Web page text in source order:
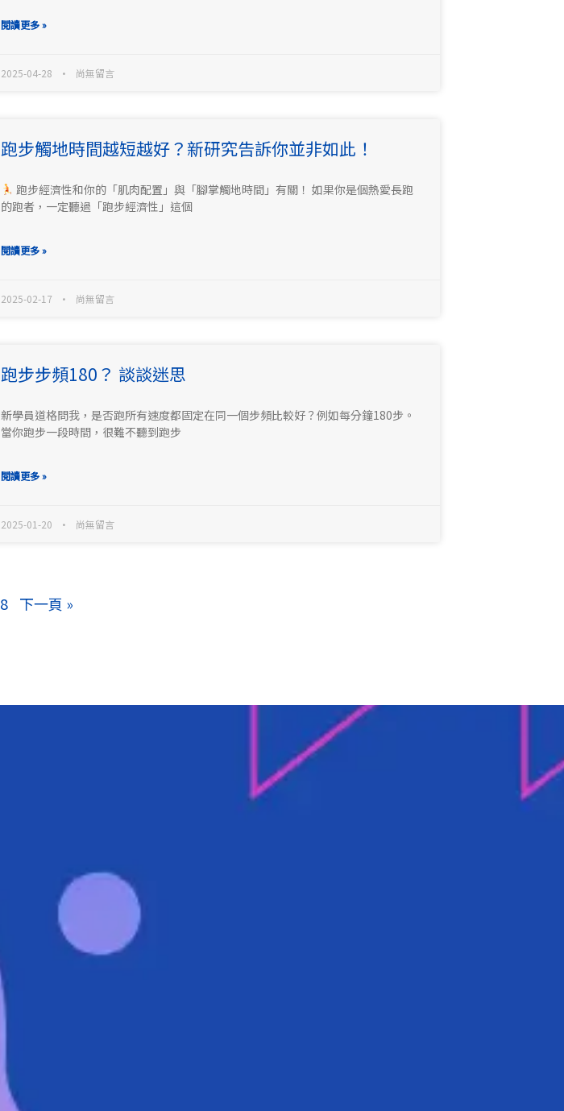
閱讀更多 »
2025-04-28 尚無留言
跑步觸地時間越短越好？新研究告訴你並非如此！
跑步經濟性和你的「肌肉配置」與「腳掌觸地時間」有關！ 如果你是個熱愛長跑
的跑者，一定聽過「跑步經濟性」這個
閱讀更多 »
2025-02-17 尚無留言
跑步步頻180？ 談談迷思
新學員道格問我，是否跑所有速度都固定在同一個步頻比較好？例如每分鐘180步。
當你跑步一段時間，很難不聽到跑步
閱讀更多 »
2025-01-20 尚無留言
8 下一頁 »